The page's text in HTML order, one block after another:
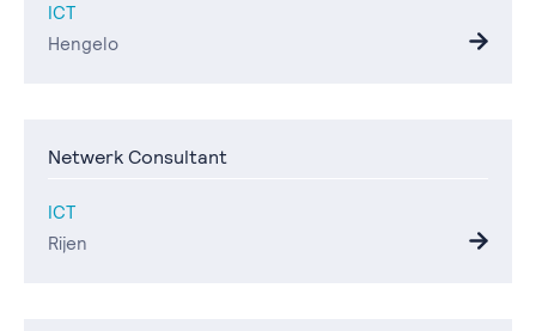
ICT
Hengelo
Netwerk Consultant
ICT
Rijen